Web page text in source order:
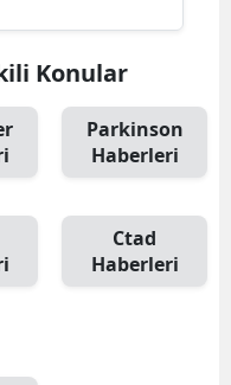
Konular
Parkinson
Haberleri
Ctad
Haberleri